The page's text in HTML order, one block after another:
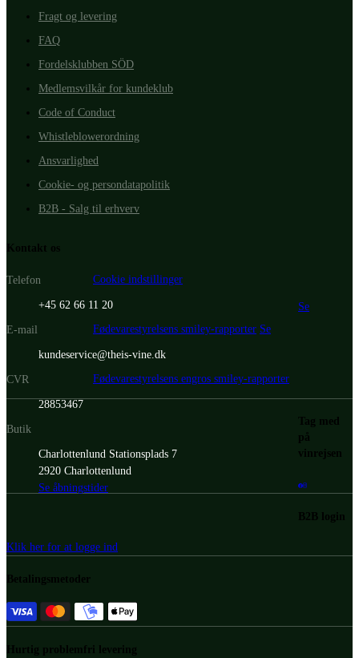
Fragt og levering
FAQ
Fordelsklubben SÖD
Medlemsvilkår for kundeklub
Code of Conduct
Whistleblowerordning
Ansvarlighed
Cookie- og persondatapolitik
B2B - Salg til erhverv
Kontakt os
Telefon
+45 62 66 11 20
E-mail
kundeservice@theis-vine.dk
CVR
28853467
Butik
Charlottenlund Stationsplads 7
2920 Charlottenlund
Se åbningstider
Cookie indstillinger
Se
Fødevarestyrelsens smiley-rapporter Se
Fødevarestyrelsens engros smiley-rapporter
Tag med
på
vinrejsen
B2B login
Klik her for at logge ind
Betalingsmetoder
Hurtig problemfri levering